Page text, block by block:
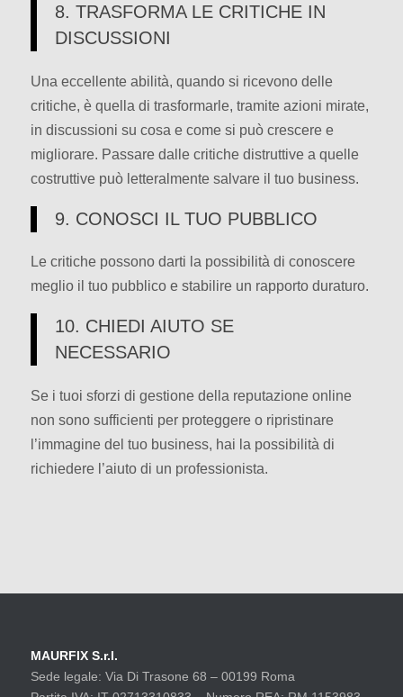
8. TRASFORMA LE CRITICHE IN
DISCUSSIONI
Una eccellente abilità, quando si ricevono delle
critiche, è quella di trasformarle, tramite azioni mirate,
in discussioni su cosa e come si può crescere e
migliorare. Passare dalle critiche distruttive a quelle
costruttive può letteralmente salvare il tuo business.
9. CONOSCI IL TUO PUBBLICO
Le critiche possono darti la possibilità di conoscere
meglio il tuo pubblico e stabilire un rapporto duraturo.
10. CHIEDI AIUTO SE
NECESSARIO
Se i tuoi sforzi di gestione della reputazione online
non sono sufficienti per proteggere o ripristinare
l’immagine del tuo business, hai la possibilità di
richiedere l’aiuto di un professionista.
MAURFIX S.r.l.
Sede legale: Via Di Trasone 68 – 00199 Roma